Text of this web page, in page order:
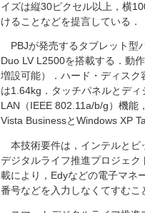
イズは縦30ピクセル以上，横
けることなどを提言している．
PBJが発売するタブレット型
Duo LV L2500を搭載する．動
増設可能）．ハード・ディス
は1.64kg．タッチパネルとデ
LAN（IEEE 802.11a/b/g）機能
Vista BusinessとWindows XP
本技術要件は，インテルとビ
デジタルライフ推進プロジェ
載により，Edyなどの電子マネ
番号などを入力しなくてすむこ